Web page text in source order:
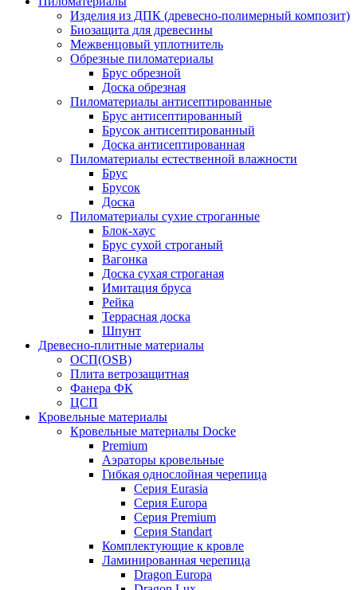
Изделия из ДПК (древесно-полимерный композит)
Биозащита для древесины
Межвенцовый уплотнитель
Обрезные пиломатериалы
Брус обрезной
Доска обрезная
Пиломатериалы антисептированные
Брус антисептированный
Брусок антисептированный
Доска антисептированная
Пиломатериалы естественной влажности
Брус
Брусок
Доска
Пиломатериалы сухие строганные
Блок-хаус
Брус сухой строганый
Вагонка
Доска сухая строганая
Имитация бруса
Рейка
Террасная доска
Шпунт
Древесно-плитные материалы
ОСП(OSB)
Плита ветрозащитная
Фанера ФК
ЦСП
Кровельные материалы
Кровельные материалы Docke
Premium
Аэраторы кровельные
Гибкая однослойная черепица
Серия Eurasia
Серия Europa
Серия Premium
Серия Standart
Комплектующие к кровле
Ламинированная черепица
Dragon Europa